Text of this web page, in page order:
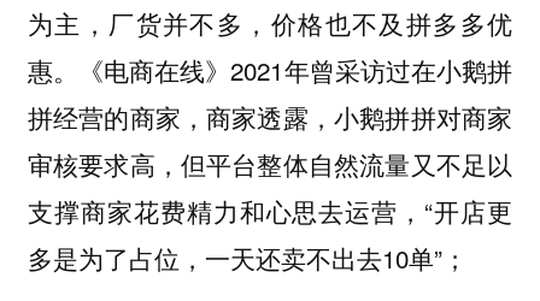
为主，厂货并不多，价格也不及拼多多优
惠。《电商在线》2021年曾采访过在小鹅拼
拼经营的商家，商家透露，小鹅拼拼对商家
审核要求高，但平台整体自然流量又不足以
支撑商家花费精力和心思去运营，“开店更
多是为了占位，一天还卖不出去10单”；